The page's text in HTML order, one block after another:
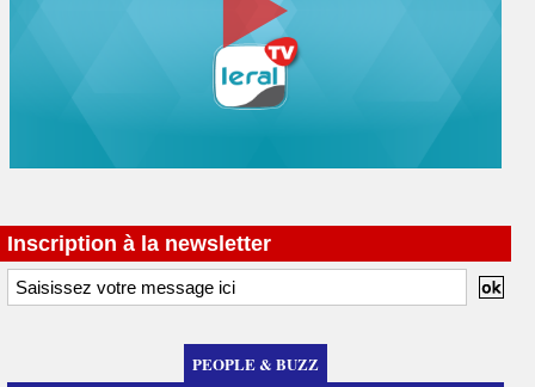
Inscription à la newsletter
PEOPLE & BUZZ